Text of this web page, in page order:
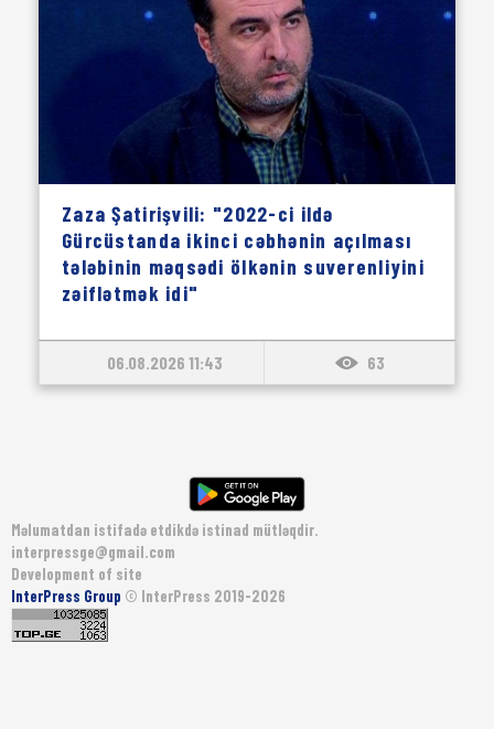
Zaza Şatirişvili: "2022-ci ildə
Gürcüstanda ikinci cəbhənin açılması
tələbinin məqsədi ölkənin suverenliyini
zəiflətmək idi"
06.08.2026 11:43 63
Məlumatdan istifadə etdikdə istinad mütləqdir.
interpressge@gmail.com
Development of site
InterPress Group © InterPress 2019-2026